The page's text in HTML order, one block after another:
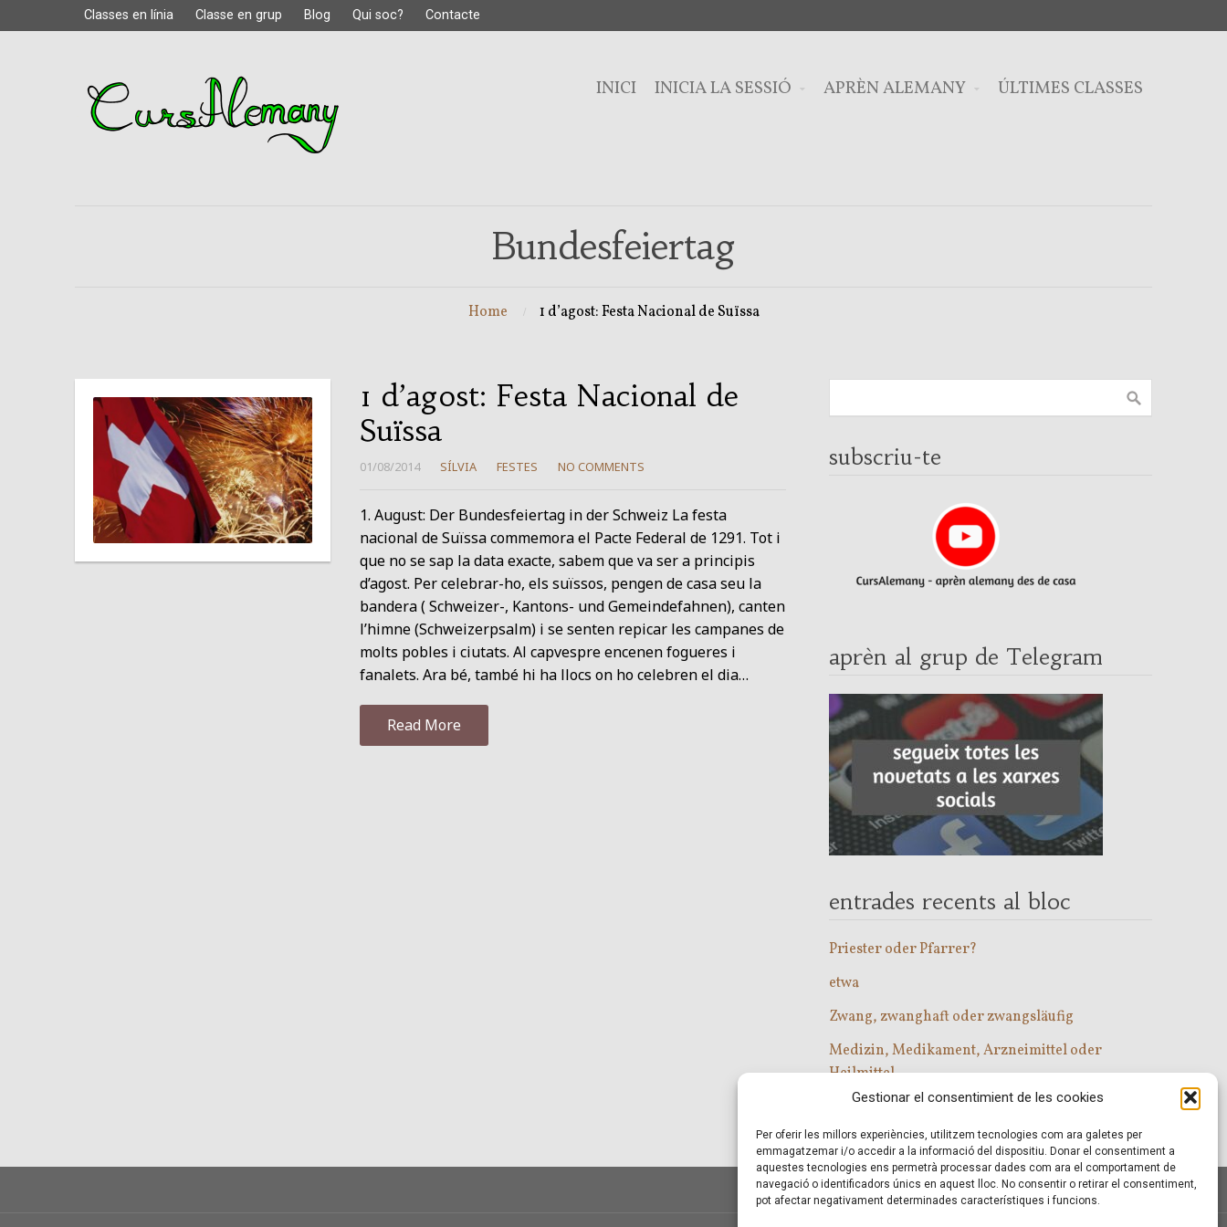
Gestionar el consentimient de les cookies
Per oferir les millors experiències, utilitzem tecnologies com ara galetes per
emmagatzemar i/o accedir a la informació del dispositiu. Donar el consentiment a
aquestes tecnologies ens permetrà processar dades com ara el comportament de
navegació o identificadors únics en aquest lloc. No consentir o retirar el consentiment,
pot afectar negativament determinades característiques i funcions.
Classes en línia Classe en grup Blog Qui soc? Contacte
INICI INICIA LA SESSIÓ APRÈN ALEMANY ÚLTIMES CLASSES
Bundesfeiertag
Home 1 d’agost: Festa Nacional de Suïssa
1 d’agost: Festa Nacional de
Suïssa
01/08/2014 SÍLVIA FESTES NO COMMENTS
1. August: Der Bundesfeiertag in der Schweiz La festa
nacional de Suïssa commemora el Pacte Federal de 1291. Tot i
que no se sap la data exacte, sabem que va ser a principis
d’agost. Per celebrar-ho, els suïssos, pengen de casa seu la
bandera ( Schweizer-, Kantons- und Gemeindefahnen), canten
l’himne (Schweizerpsalm) i se senten repicar les campanes de
molts pobles i ciutats. Al capvespre encenen fogueres i
fanalets. Ara bé, també hi ha llocs on ho celebren el dia…
Read More
subscriu-te
aprèn al grup de Telegram
entrades recents al bloc
Priester oder Pfarrer?
etwa
Zwang, zwanghaft oder zwangsläufig
Medizin, Medikament, Arzneimittel oder
Heilmittel
Com entrar a les classes d’alemany?